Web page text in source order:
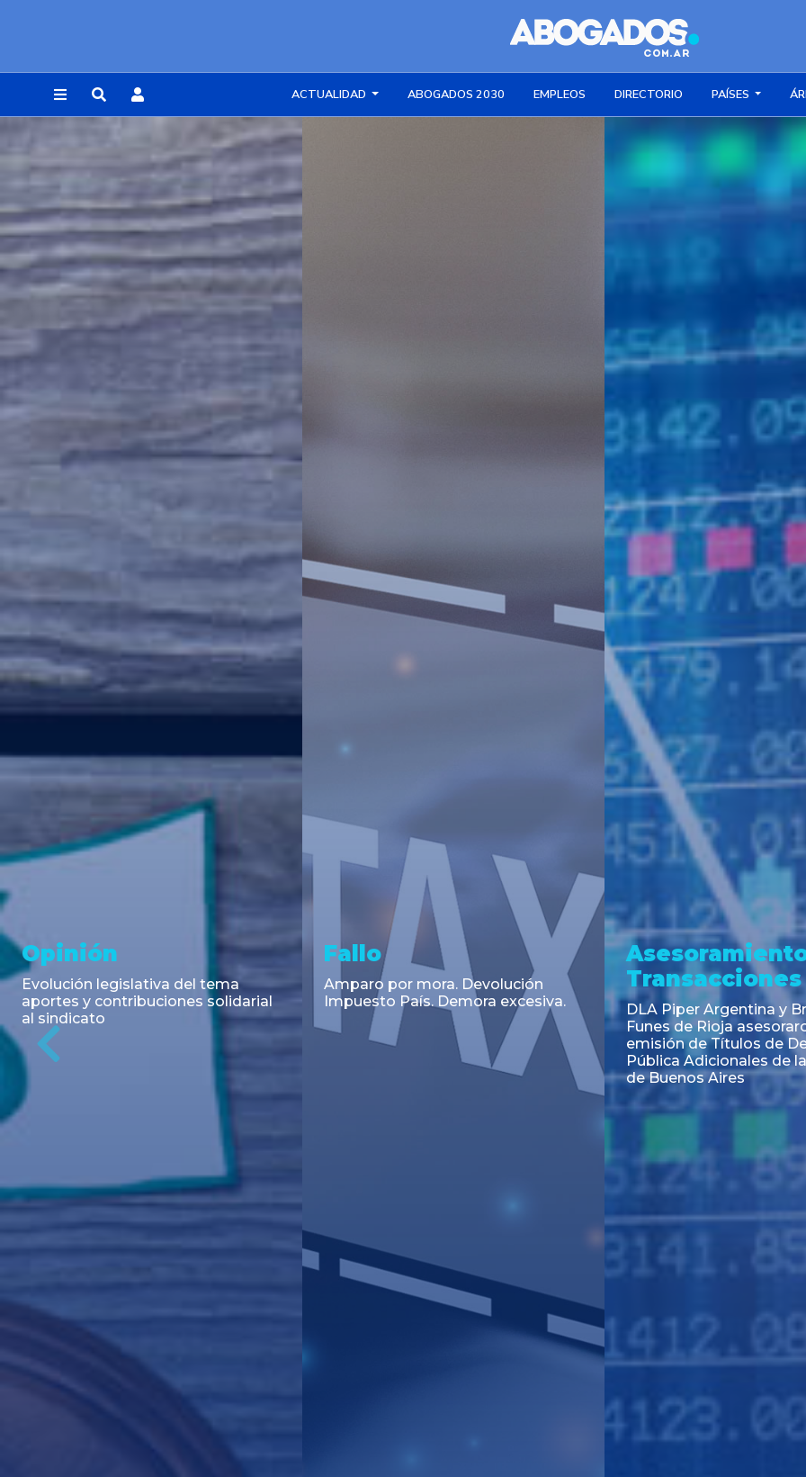
ACTUALIDAD ABOGADOS 2030 EMPLEOS DIRECTORIO PAÍSES
REGISTRARSE
Asesoramiento y
Transacciones
Co-Emisión de Obligaciones
Negociables por US$400.000.000
de Petroquímica Comodoro
Rivadavia S.A. y Luz de Tres Picos
Noticia
Cambios en el Código Alimentario
Argentino: simplifican trámites
para la importación de aditivos,
coadyuvantes e ingredientes
alimentarios y unifican autoridad
Noticia
CNV: Criterio
colocaciones primarias
Previous